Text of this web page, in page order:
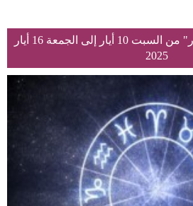
توقعات مولود برج "الثور" من السبت 10 أيار إلى الجمعة 16 أيار
2025